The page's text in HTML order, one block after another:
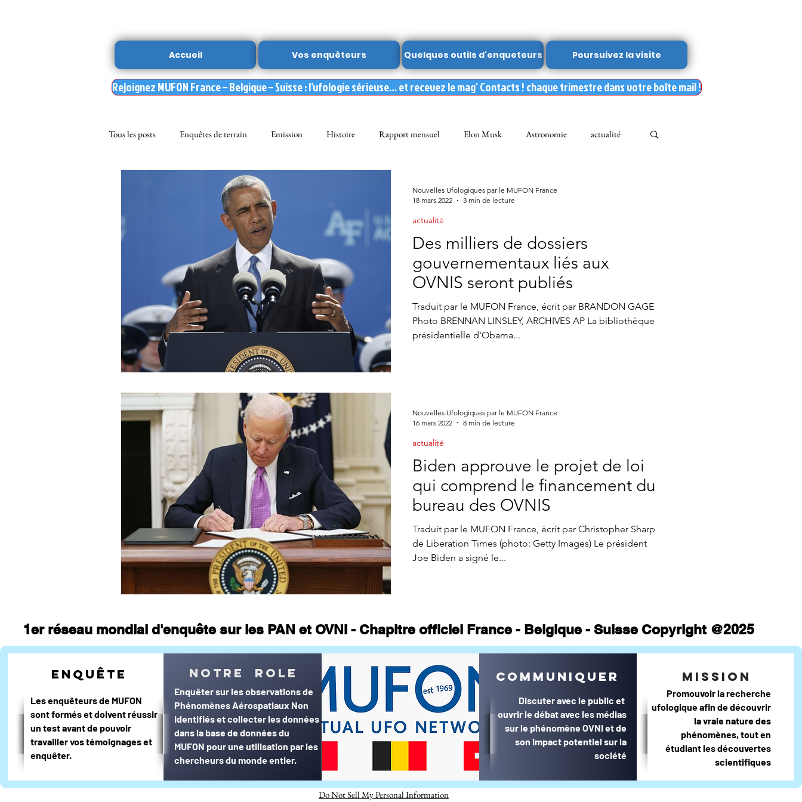
Accueil Vos enquêteurs Quelques outils d'enqueteurs Poursuivez la visite
Rejoignez MUFON France – Belgique – Suisse : l’ufologie sérieuse… et recevez le mag' Contacts ! chaque trimestre dans votre boîte mail !
Tous les posts Enquêtes de terrain Emission Histoire Rapport mensuel Elon Musk Astronomie actualité
NOUVELLE DU MUFON
enqueteur MUFON Observation ARCHIVES
journal d'un enquêteur Magazine CONTACTS Appel à témoin article Gildas Bourdais Statistiques mensuels
Surveillance du ciel Wall Street Journal
Des milliers de dossiers
gouvernementaux liés aux
OVNIS seront publiés
Traduit par le MUFON France, écrit par BRANDON GAGE
Photo BRENNAN LINSLEY, ARCHIVES AP La bibliothèque
présidentielle d'Obama...
actualité
Nouvelles Ufologiques par le MUFON France
18 mars 2022
3 min de lecture
Biden approuve le projet de loi
qui comprend le financement du
bureau des OVNIS
Traduit par le MUFON France, écrit par Christopher Sharp
de Liberation Times (photo: Getty Images) Le président
Joe Biden a signé le...
actualité
Nouvelles Ufologiques par le MUFON France
16 mars 2022
8 min de lecture
1er réseau mondial d'enquête sur les PAN et OVNI - Chapitre officiel France - Belgique - Suisse Copyright @2025
© MUFON France et Belgique©
enquête
Les enquêteurs de MUFON
sont formés et doivent réussir
un test avant de pouvoir
travailler vos témoignages et
enquêter.
notre role
Enquêter sur les observations de
Phénomènes Aérospatiaux Non
Identifiés et collecter les données
dans la base de données du
MUFON pour une utilisation par les
chercheurs du monde entier.
communiquer
Discuter avec le public et
ouvrir le débat avec les médias
sur le phénomène OVNI et de
son impact potentiel sur la
société
mission
Promouvoir la recherche
ufologique afin de découvrir
la vraie nature des
phénomènes, tout en
étudiant les découvertes
scientifiques
Do Not Sell My Personal Information